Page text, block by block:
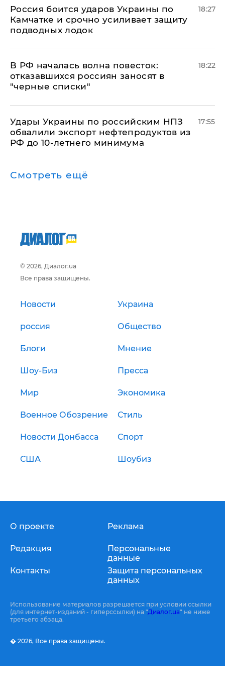
Россия боится ударов Украины по
Камчатке и срочно усиливает защиту
подводных лодок
18:27
​В РФ началась волна повесток:
отказавшихся россиян заносят в
"черные списки"
18:22
Удары Украины по российским НПЗ
обвалили экспорт нефтепродуктов из
РФ до 10-летнего минимума
17:55
Смотреть ещё
© 2026, Диалог.ua
Все права защищены.
Новости Украина
россия Общество
Блоги Мнение
Шоу-Биз Пресса
Мир Экономика
Военное Обозрение Стиль
Новости Донбасса Спорт
США Шоубиз
О проекте
Редакция
Контакты
Реклама
Персональные
данные
Защита персональных
данных
Использование материалов разрешается при условии ссылки
(для интернет-изданий - гиперссылки) на "Диалог.ua" не ниже
третьего абзаца.
� 2026, Все права защищены.